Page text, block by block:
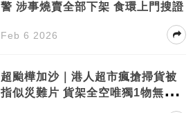
警 涉事燒賣全部下架 食環上門搜證
Feb 6 2026
超颱樺加沙｜港人超市瘋搶掃貨被
指似災難片 貨架全空唯獨1物無人